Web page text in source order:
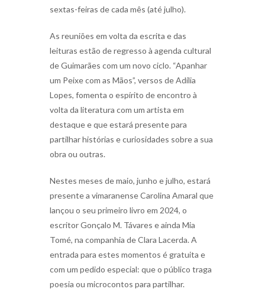
sextas-feiras de cada mês (até julho).
As reuniões em volta da escrita e das
leituras estão de regresso à agenda cultural
de Guimarães com um novo ciclo. “Apanhar
um Peixe com as Mãos”, versos de Adília
Lopes, fomenta o espírito de encontro à
volta da literatura com um artista em
destaque e que estará presente para
partilhar histórias e curiosidades sobre a sua
obra ou outras.
Nestes meses de maio, junho e julho, estará
presente a vimaranense Carolina Amaral que
lançou o seu primeiro livro em 2024, o
escritor Gonçalo M. Távares e ainda Mia
Tomé, na companhia de Clara Lacerda. A
entrada para estes momentos é gratuita e
com um pedido especial: que o público traga
poesia ou microcontos para partilhar.